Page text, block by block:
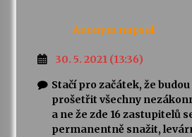
Anonym napsal:
30. 5. 2021 (13:36)
Stačí pro začátek, že
prošetřit všechny
a ne že zde 16 zastupitelů
permanentně snažit,